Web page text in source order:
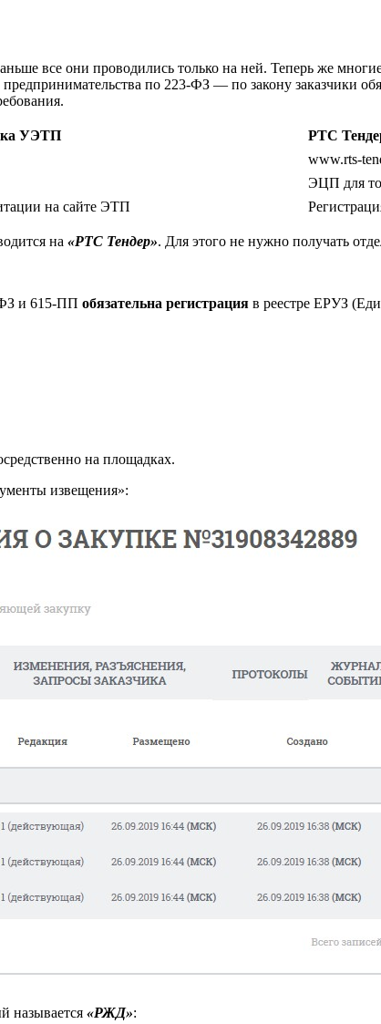
все они проводились только на ней. Теперь же
по 223-ФЗ — по закону заказчики
УЭТП
РТС
www.rts-
ЭЦП для
на сайте ЭТП
на «РТС Тендер». Для этого не нужно получать
ФЗ и 615-ПП обязательна регистрация в реестре ЕРУЗ
на площадках.
извещения»:
называется «РЖД»: